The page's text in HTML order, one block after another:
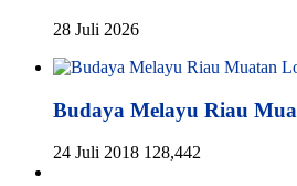
28 Juli 2026
Budaya Melayu Riau
24 Juli 2018 128,442